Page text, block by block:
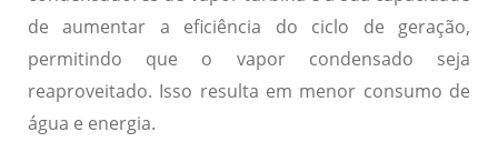
de aumentar a eficiência do ciclo de geração,
permitindo que o vapor condensado seja
reaproveitado. Isso resulta em menor consumo de
água e energia.